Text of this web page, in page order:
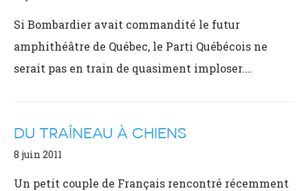
Si Bombardier avait commandité le futur
amphithéâtre de Québec, le Parti Québécois ne
serait pas en train de quasiment imploser.…
DU TRAÎNEAU À CHIENS
8 juin 2011
Un petit couple de Français rencontré récemment